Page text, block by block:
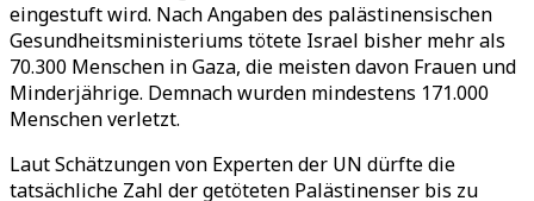
eingestuft wird. Nach Angaben des palästinensischen
Gesundheitsministeriums tötete Israel bisher mehr als
70.300 Menschen in Gaza, die meisten davon Frauen und
Minderjährige. Demnach wurden mindestens 171.000
Menschen verletzt.
Laut Schätzungen von Experten der UN dürfte die
tatsächliche Zahl der getöteten Palästinenser bis zu